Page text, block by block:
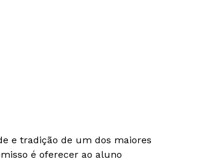
e tradição de um dos maiores
é oferecer ao aluno